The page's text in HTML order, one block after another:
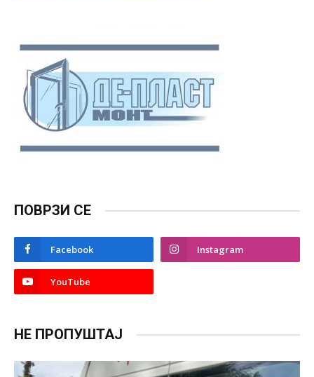
ПОВРЗИ СЕ
Facebook Instagram
YouTube
НЕ ПРОПУШТАЈ